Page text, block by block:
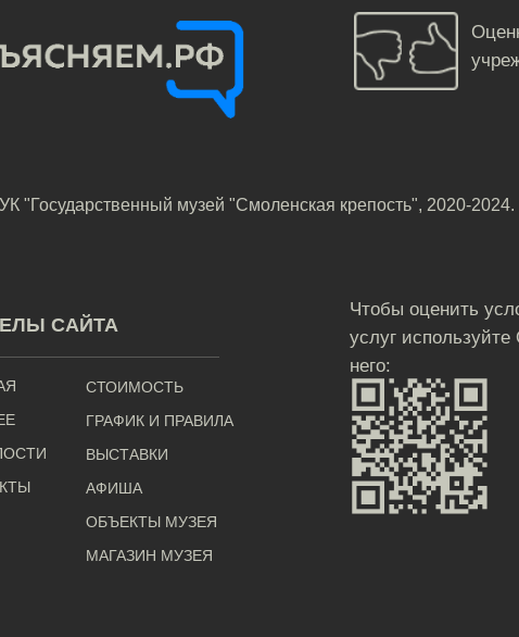
СТОИМОСТЬ
ГРАФИК И ПРАВИЛА
ВЫСТАВКИ
АФИША
ОБЪЕКТЫ МУЗЕЯ
МАГАЗИН МУЗЕЯ
САЙТА
"Государственный музей "Смоленская крепость", 2020-2024.
Чтобы оценить
услуг
него: